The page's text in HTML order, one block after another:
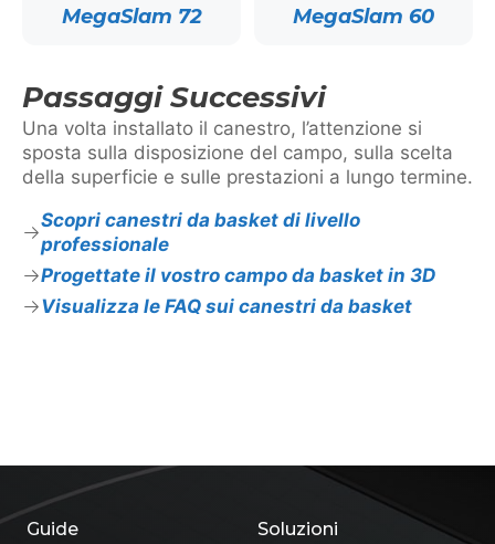
MegaSlam 72 MegaSlam 60
Passaggi Successivi
Una volta installato il canestro, l’attenzione si
sposta sulla disposizione del campo, sulla scelta
della superficie e sulle prestazioni a lungo termine.
Scopri canestri da basket di livello
professionale
Progettate il vostro campo da basket in 3D
Visualizza le FAQ sui canestri da basket
Soluzioni
Guide